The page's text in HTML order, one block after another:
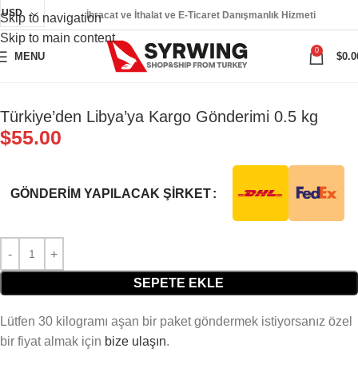
Skip to navigation
Skip to main content
USD İhracat ve İthalat ve E-Ticaret Danışmanlık Hizmeti
MENU
0
$
Türkiye’den Libya’ya Kargo Gönderimi 0.5 kg
$55.00
GÖNDERIM YAPILACAK ŞIRKET
SEPETE EKLE
Lütfen 30 kilogramı aşan bir paket göndermek istiyorsanız özel
bir fiyat almak için bize ulaşın.